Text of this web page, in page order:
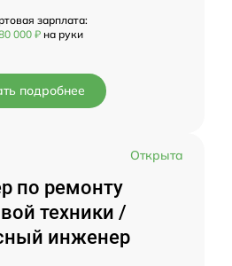
зарплата:
000 ₽ на руки
подробнее
Открыта
по ремонту
техники /
инженер